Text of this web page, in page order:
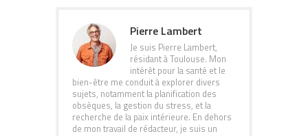
Pierre Lambert
Je suis Pierre Lambert,
résidant à Toulouse. Mon
intérêt pour la santé et le
bien-être me conduit à explorer divers
sujets, notamment la planification des
obsèques, la gestion du stress, et la
recherche de la paix intérieure. En dehors
de mon travail de rédacteur, je suis un